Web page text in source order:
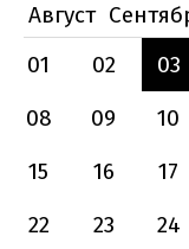
Август
01
02 03
08
09 10
15
16 17
22
23 24